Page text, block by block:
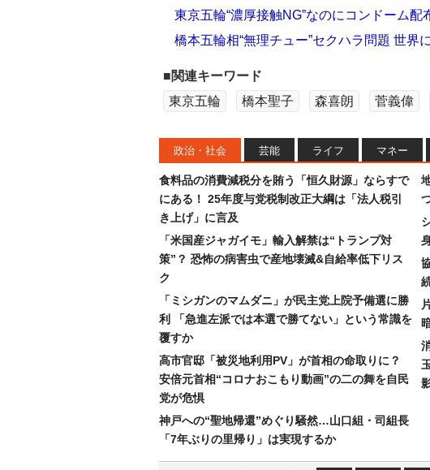
東京五輪“濃厚接触NG”なのにコンドーム配
橋本五輪相“無理チュー”セクハラ問題 世界
■関連キーワード
東京五輪
橋本聖子 森喜朗 菅義偉
政治・社会 芸能 ライフ マネー
食料品の消費減税分を賄う「恒久財源」ならすで
にある！ 25年度与党税制改正大綱は「法人税引
き上げ」に言及
「米国産ジャガイモ」輸入解禁は“トランプ対
策”？ 恐怖の病害虫で産地壊滅&自給率低下リス
ク
「ミシガンのマムダニ」が民主党上院予備選に勝
利 「急進左派では本選で勝てない」という常識を
覆すか
高市官邸「被災地利用PV」が首相の命取りに？
安倍元首相“コロナおこもり動画”の二の舞を自民
党が危惧
神戸への“聖地帰還”めぐり騒然…山口組・司組長
「7年ぶりの里帰り」は実現するか